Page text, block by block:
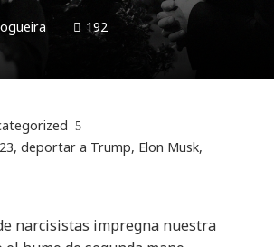
192
deportar a Trump, Elon Musk,
narcisistas impregna nuestra